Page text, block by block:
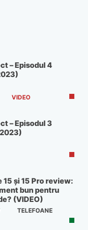
– Episodul 4
VIDEO
– Episodul 3
15 și 15 Pro review:
bun pentru
(VIDEO)
TELEFOANE